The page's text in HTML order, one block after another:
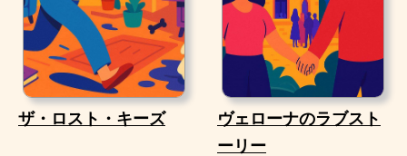
ザ・ロスト・キーズ
ヴェローナのラブスト
ーリー